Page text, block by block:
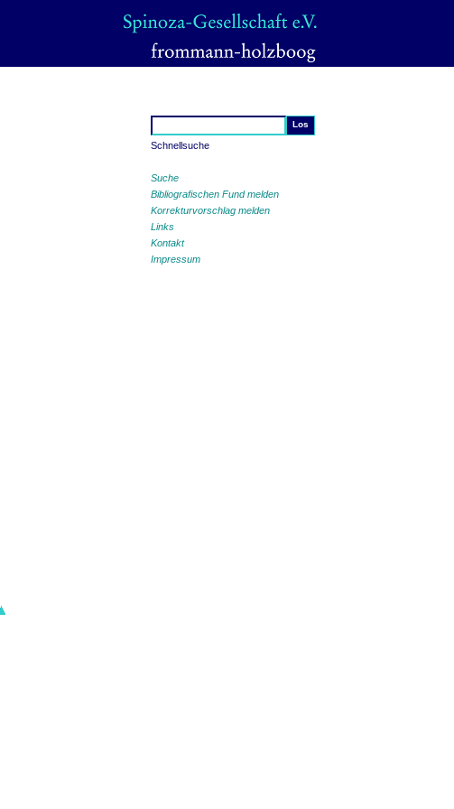
Schnellsuche
Suche
Bibliografischen Fund melden
Korrekturvorschlag melden
Links
Kontakt
Impressum